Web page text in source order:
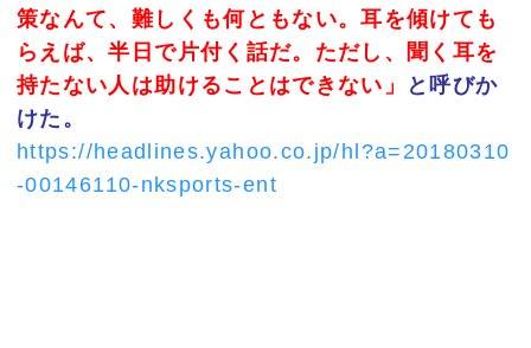
策なんて、難しくも何ともない。耳を傾けても
らえば、半日で片付く話だ。ただし、聞く耳を
持たない人は助けることはできない」
と呼びか
けた。
https://headlines.yahoo.co.jp/hl?a=20180310
-00146110-nksports-ent